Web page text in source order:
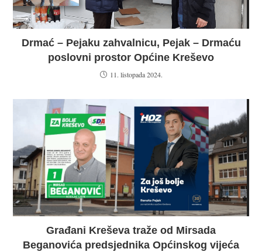
Drmać – Pejaku zahvalnicu, Pejak – Drmaću
poslovni prostor Općine Kreševo
11. listopada 2024.
Građani Kreševa traže od Mirsada
Beganovića predsjednika Općinskog vijeća